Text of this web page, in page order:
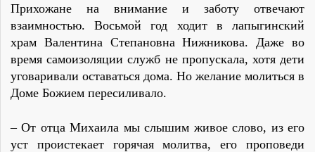
Прихожане на внимание и заботу отвечают
взаимностью. Восьмой год ходит в лапыгинский
храм Валентина Степановна Нижникова. Даже во
время самоизоляции служб не пропускала, хотя дети
уговаривали оставаться дома. Но желание молиться в
Доме Божием пересиливало.
– От отца Михаила мы слышим живое слово, из его
уст проистекает горячая молитва, его проповеди